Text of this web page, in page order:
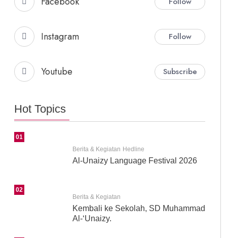
Instagram Follow
Youtube Subscribe
Hot Topics
01
Berita & Kegiatan Hedline
Al-Unaizy Language Festival 2026
02
Berita & Kegiatan
Kembali ke Sekolah, SD Muhammad
Al-‘Unaizy.